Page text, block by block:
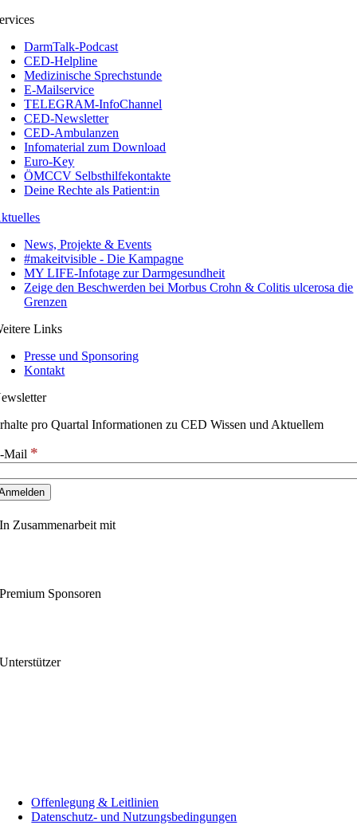
DarmTalk-Podcast
CED-Helpline
Medizinische Sprechstunde
E-Mailservice
TELEGRAM-InfoChannel
CED-Newsletter
CED-Ambulanzen
Infomaterial zum Download
Euro-Key
ÖMCCV Selbsthilfekontakte
Deine Rechte als Patient:in
News, Projekte & Events
#makeitvisible - Die Kampagne
MY LIFE-Infotage zur Darmgesundheit
Zeige den Beschwerden bei Morbus Crohn & Colitis ulcerosa die
Grenzen
Links
Presse und Sponsoring
Kontakt
pro Quartal Informationen zu CED Wissen und Aktuellem
Mail *
In Zusammenarbeit mit
Premium Sponsoren
Unterstützer
Offenlegung & Leitlinien
Datenschutz- und Nutzungsbedingungen